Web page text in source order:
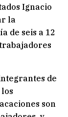
Ignacio
la
de seis a 12
de
son